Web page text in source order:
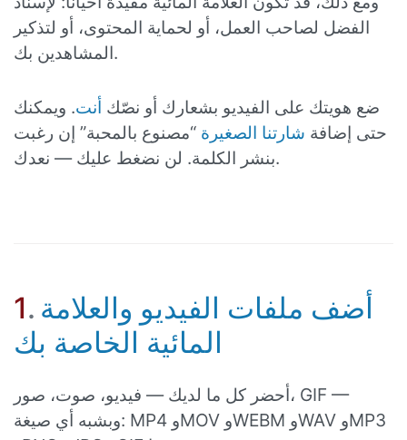
الفضل لصاحب العمل، أو لحماية المحتوى، أو لتذكير
المشاهدين بك.
ضع هويتك على الفيديو بشعارك أو نصّك أنت. ويمكنك
حتى إضافة شارتنا الصغيرة “مصنوع بالمحبة” إن رغبت
بنشر الكلمة. لن نضغط عليك — نعدك.
1.أضف ملفات الفيديو والعلامة
المائية الخاصة بك
أحضر كل ما لديك — فيديو، صوت، صور، GIF —
وبشبه أي صيغة: MP4 وMOV وWEBM وWAV وMP3